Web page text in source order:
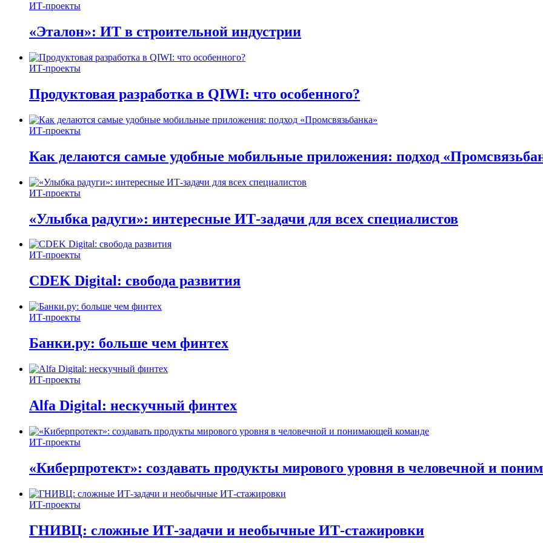
ИТ-проекты
«Эталон»: ИТ в строительной индустрии
ИТ-проекты
Продуктовая разработка в QIWI: что особенного?
ИТ-проекты
Как делаются самые удобные мобильные приложения: подход
ИТ-проекты
«Улыбка радуги»: интересные ИТ-задачи для всех специалистов
ИТ-проекты
CDEK Digital: свобода развития
ИТ-проекты
Банки.ру: больше чем финтех
ИТ-проекты
Alfa Digital: нескучный финтех
ИТ-проекты
«Киберпротект»: создавать продукты мирового уровня в человечной и
ИТ-проекты
ГНИВЦ: сложные ИТ‑задачи и необычные ИТ‑стажировки